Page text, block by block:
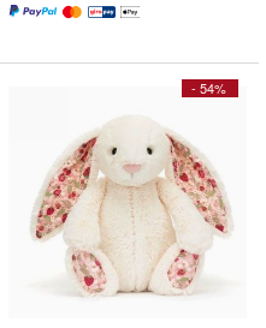
- 54%